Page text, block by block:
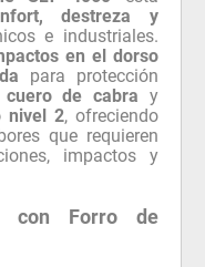
destreza y
e industriales.
en el dorso
para protección
de cabra y
nivel 2, ofreciendo
que requieren
impactos y
con Forro de